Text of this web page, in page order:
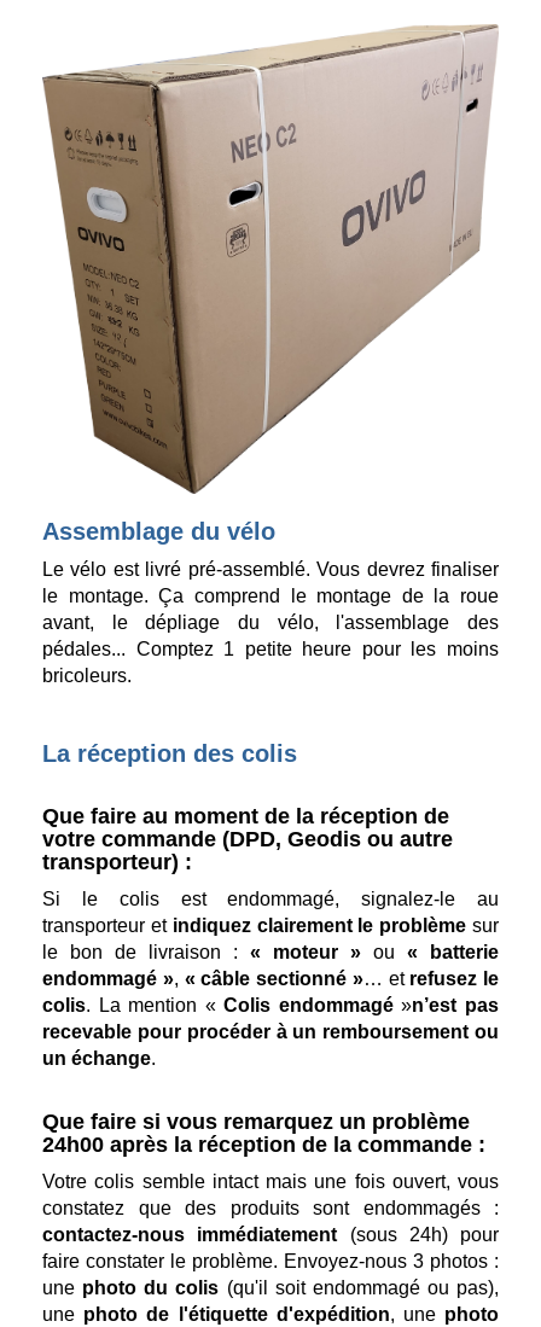
Assemblage du vélo
Le vélo est livré pré-assemblé. Vous devrez finaliser
le montage. Ça comprend le montage de la roue
avant, le dépliage du vélo, l'assemblage des
pédales... Comptez 1 petite heure pour les moins
bricoleurs.
La réception des colis
Que faire au moment de la réception de
votre commande (DPD, Geodis ou autre
transporteur) :
Si le colis est endommagé, signalez-le au
transporteur et indiquez clairement le problème sur
le bon de livraison : « moteur » ou « batterie
endommagé », « câble sectionné »… et refusez le
colis. La mention «Colis endommagé»n’est pas
recevable pour procéder à un remboursement ou
un échange.
Que faire si vous remarquez un problème
24h00 après la réception de la commande :
Votre colis semble intact mais une fois ouvert, vous
constatez que des produits sont endommagés :
contactez-nous immédiatement(sous 24h) pour
faire constater le problème. Envoyez-nous 3 photos :
une photo du colis (qu'il soit endommagé ou pas),
une photo de l'étiquette d'expédition, une photo